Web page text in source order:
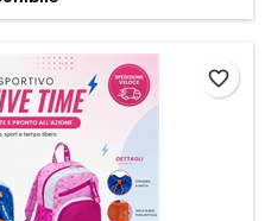
favorite_border